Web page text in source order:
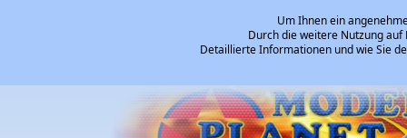
Um Ihnen ein
Durch die weitere Nutzung
Detaillierte Informationen und wie Sie